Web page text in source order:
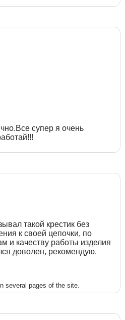
супер я очень
такой крестик без
к своей цепочки, по
и качеству работы изделия
доволен, рекомендую.
several pages of the site.